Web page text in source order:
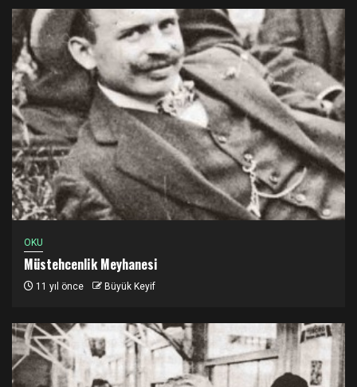
OKU
Müstehcenlik Meyhanesi
11 yıl önce Büyük Keyif